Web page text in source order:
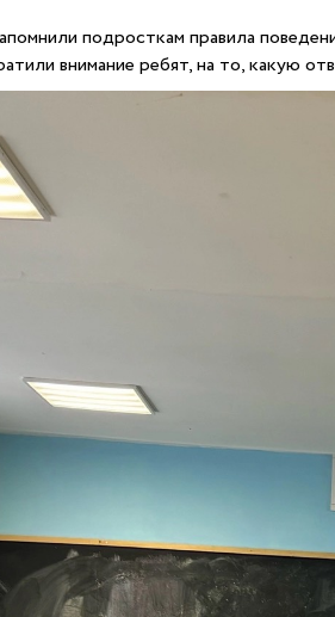
подросткам правила
внимание ребят, на то, какую